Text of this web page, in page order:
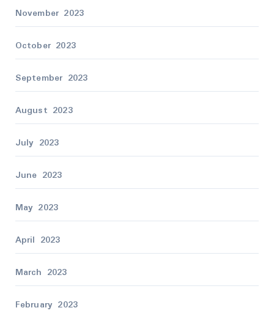
November 2023
October 2023
September 2023
August 2023
July 2023
June 2023
May 2023
April 2023
March 2023
February 2023